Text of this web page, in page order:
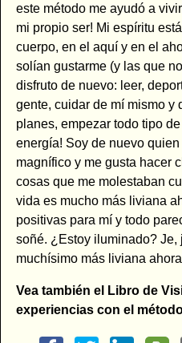
este método me ayudó a
mi propio ser! Mi espíritu
cuerpo, en el aquí y en el
solían gustarme (y las que
disfruto de nuevo: leer,
gente, cuidar de mí mismo y
planes, empezar todo tipo
energía! Soy de nuevo
magnífico y me gusta hacer
cosas que me molestaban
vida es mucho más liviana
positivas para mí y todo
soñé. ¿Estoy iluminado?
muchísimo más liviana
Vea también el Libro de
experiencias con el